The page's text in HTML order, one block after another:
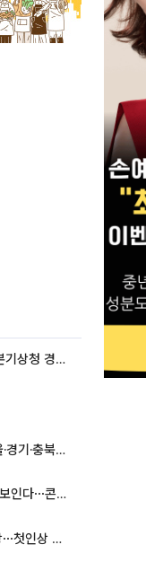
태풍 '돌핀' 오키나와 접근…일본기상청 경로 업데이트
등 추가 압수수색
빅뱅, 20주년 기념 '새 뱅봉' 선보인다⋯콘서트 앞두고 팝업 개최
‘나솔사계’ 국화, 결별 후 재등장⋯첫인상 투표 휩쓸고 ‘인기녀’ 등극